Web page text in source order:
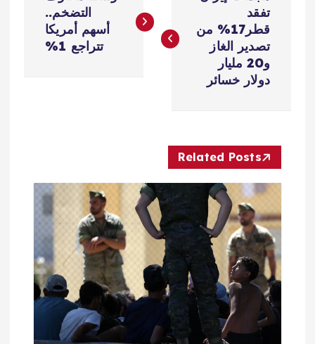
ص
م
ق
تفقد
قطر17% من
تصدير الغاز
و20 مليار
دولار خسائر
التضخم..
أسهم أمريكا
تتراجع 1%
Related Posts